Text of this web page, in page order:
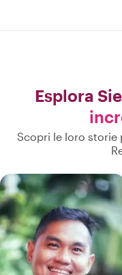
Esplora
Scopri le loro storie